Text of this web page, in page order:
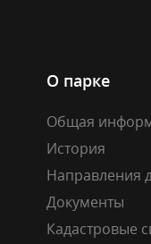
О парке
Общая
История
Направления
Документы
Кадастровые